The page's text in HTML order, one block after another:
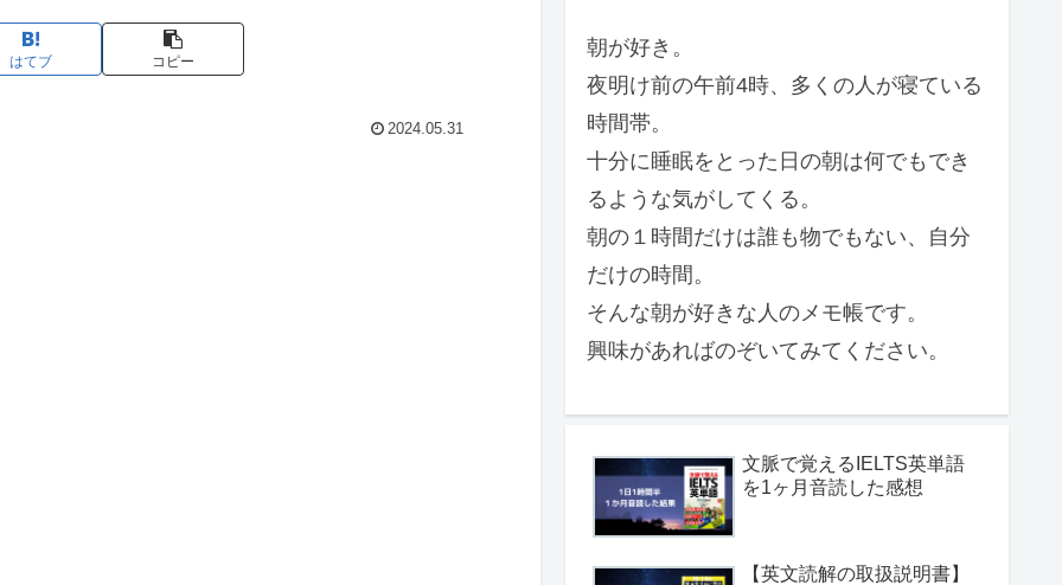
はてブ コピー
2024.05.31
朝が好き。
夜明け前の午前4時、多くの人が寝ている
時間帯。
十分に睡眠をとった日の朝は何でもでき
るような気がしてくる。
朝の１時間だけは誰も物でもない、自分
だけの時間。
そんな朝が好きな人のメモ帳です。
興味があればのぞいてみてください。
文脈で覚えるIELTS英単語
を1ヶ月音読した感想
【英文読解の取扱説明書】